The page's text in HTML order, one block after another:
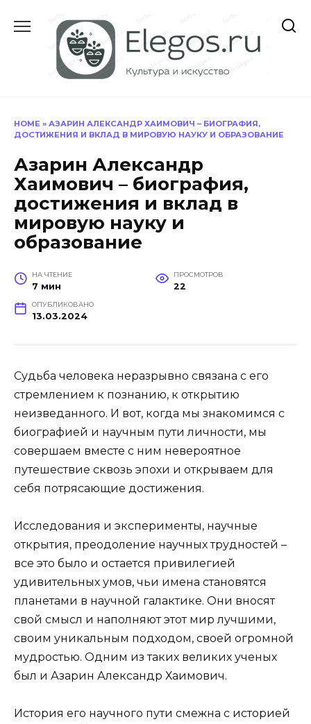
содержанию
HOME » АЗАРИН АЛЕКСАНДР ХАИМОВИЧ – БИОГРАФИЯ,
ДОСТИЖЕНИЯ И ВКЛАД В МИРОВУЮ НАУКУ И ОБРАЗОВАНИЕ
Азарин Александр
Хаимович – биография,
достижения и вклад в
мировую науку и
образование
НА ЧТЕНИЕ
7 мин
ПРОСМОТРОВ
22
ОПУБЛИКОВАНО
13.03.2024
Судьба человека неразрывно связана с его
стремлением к познанию, к открытию
неизведанного. И вот, когда мы знакомимся с
биографией и научным пути личности, мы
совершаем вместе с ним невероятное
путешествие сквозь эпохи и открываем для
себя потрясающие достижения.
Исследования и эксперименты, научные
открытия, преодоление научных трудностей –
все это было и остается привилегией
удивительных умов, чьи имена становятся
планетами в научной галактике. Они вносят
свой смысл и наполняют этот мир лучшими,
своим уникальным подходом, своей огромной
мудростью. Одним из таких великих ученых
был и Азарин Александр Хаимович.
История его научного пути смежна с историей